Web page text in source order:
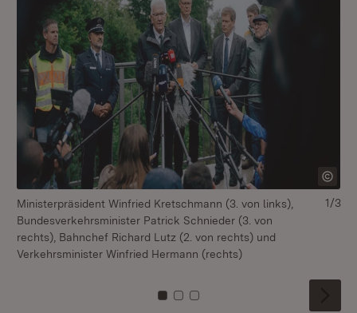
Ministerpräsident Winfried Kretschmann (3. von links),
Bundesverkehrsminister Patrick Schnieder (3. von
rechts), Bahnchef Richard Lutz (2. von rechts) und
Verkehrsminister Winfried Hermann (rechts)
Zu Kachel: 0
Zu Kachel: 1
Zu Kachel: 2
1/3